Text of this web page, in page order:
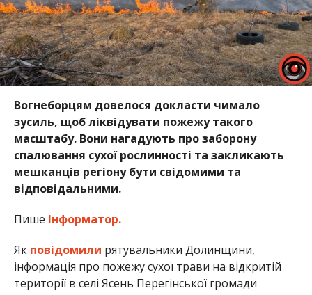
Вогнеборцям довелося докласти чимало
зусиль, щоб ліквідувати пожежу такого
масштабу. Вони нагадують про заборону
спалювання сухої рослинності та закликають
мешканців регіону бути свідомими та
відповідальними.
Пише Інформатор.
Як повідомили рятувальники Долинщини,
інформація про пожежу сухої трави на відкритій
території в селі Ясень Перегінської громади